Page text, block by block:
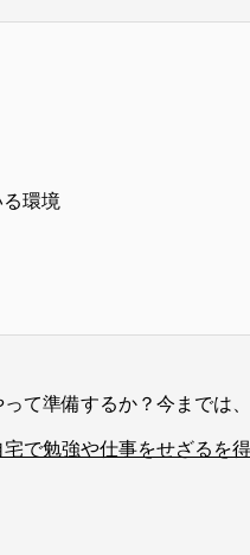
環境
て準備するか？今までは
で勉強や仕事をせざるを